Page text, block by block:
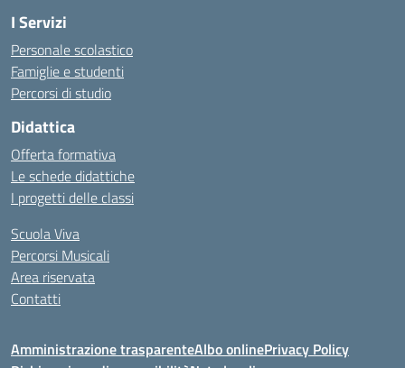
I Servizi
Personale scolastico
Famiglie e studenti
Percorsi di studio
Didattica
Offerta formativa
Le schede didattiche
I progetti delle classi
Scuola Viva
Percorsi Musicali
Area riservata
Contatti
Amministrazione trasparenteAlbo onlinePrivacy Policy